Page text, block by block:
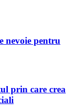
nevoie pentru
prin care crea